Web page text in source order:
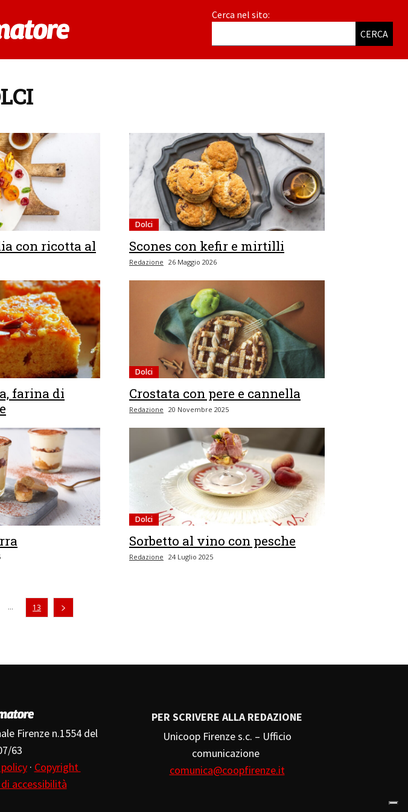
Cerca nel sito:
CERCA
con ricotta al
Dolci
Scones con kefir e mirtilli
Redazione 26 Maggio 2026
farina di
Dolci
Crostata con pere e cannella
Redazione 20 Novembre 2025
Dolci
Sorbetto al vino con pesche
Redazione 24 Luglio 2025
... 13
Firenze n.1554 del
63
· Copyright
accessibilità
PER SCRIVERE ALLA REDAZIONE
Unicoop Firenze s.c. – Ufficio
comunicazione
comunica@coopfirenze.it